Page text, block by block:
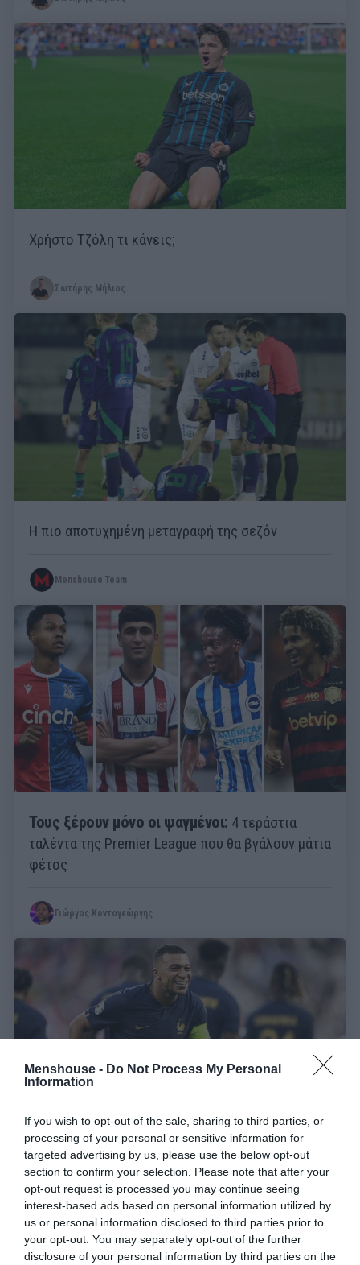
Menshouse - Do Not Process My Personal
Information
If you wish to opt-out of the sale, sharing to third parties, or
processing of your personal or sensitive information for
targeted advertising by us, please use the below opt-out
section to confirm your selection. Please note that after your
opt-out request is processed you may continue seeing
interest-based ads based on personal information utilized by
us or personal information disclosed to third parties prior to
your opt-out. You may separately opt-out of the further
disclosure of your personal information by third parties on the
Χρήστο Τζόλη τι κάνεις;
Σωτήρης Μήλιος
Η πιο αποτυχημένη μεταγραφή της σεζόν
Menshouse Team
Τους ξέρουν μόνο οι ψαγμένοι: 4 τεράστια
ταλέντα της Premier League που θα βγάλουν μάτια
φέτος
Γιώργος Κοντογεώργης
Ενδεκάδα βγαλμένη από PlayStation:Η
διαστημική τριπλέτα της Ρεάλ για να αξιοποιήσει
τον Μπαπέ
Menshouse Team